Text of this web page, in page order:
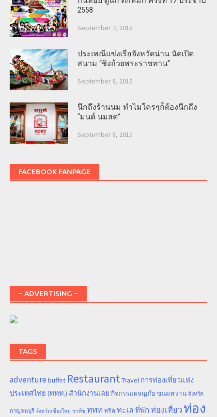
2558
September 7, 2015
ประเพณีแข่งเรือจังหวัดน่าน นัดเปิด
สนาม “ชิงถ้วยพระราชทาน”
September 8, 2015
นึกถึงร้านนม ทำไมใครๆก็ต้องนึกถึง
“มนต์ นมสด”
September 8, 2015
FACEBOOK FANPAGE
– ADVERTISING –
TAGS
adventure buffet RestaurantTravel การท่องเที่ยวแห่ง
ประเทศไทย (ททท.) สำนักงานเลย กิจกรรมผจญภัย ขนมหวาน จังหวัด
กาญจนบุรี จังหวัดเชียงใหม่ ชาพีช ททท ทริค ทะเล ที่พัก ท่องเที่ยวท่อง